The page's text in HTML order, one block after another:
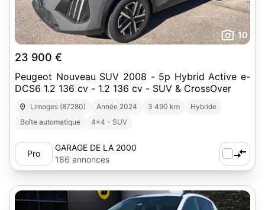
10
23 900 €
Peugeot Nouveau SUV 2008 - 5p Hybrid Active e-
DCS6 1.2 136 cv - 1.2 136 cv - SUV & CrossOver
Limoges (87280) Année 2024 3 490 km
Hybride
Boîte automatique
4x4 - SUV
Pro
GARAGE DE LA 2000
186 annonces